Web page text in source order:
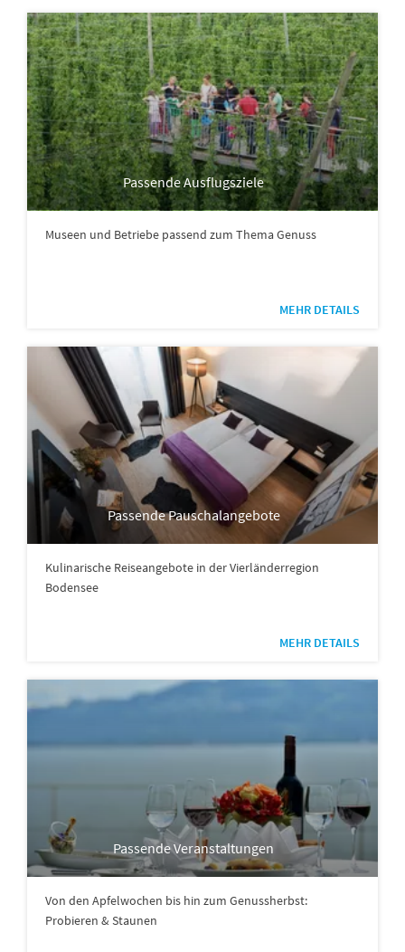
Passende Ausflugsziele
Museen und Betriebe passend zum Thema Genuss
MEHR DETAILS
Passende Pauschalangebote
Kulinarische Reiseangebote in der Vierländerregion
Bodensee
MEHR DETAILS
Passende Veranstaltungen
Von den Apfelwochen bis hin zum Genussherbst:
Probieren & Staunen